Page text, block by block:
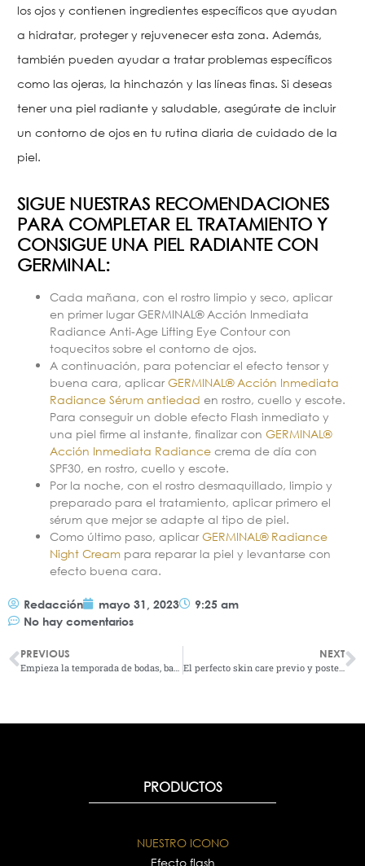
los ojos y contienen ingredientes específicos que ayudan
a hidratar, proteger y rejuvenecer esta zona. Además,
también pueden ayudar a tratar problemas específicos
como las ojeras, la hinchazón y las líneas finas. Si deseas
tener una piel radiante y saludable, asegúrate de incluir
un contorno de ojos en tu rutina diaria de cuidado de la
piel.
SIGUE NUESTRAS RECOMENDACIONES
PARA COMPLETAR EL TRATAMIENTO Y
CONSIGUE UNA PIEL RADIANTE CON
GERMINAL:
Cada mañana, con el rostro limpio y seco, aplicar
en primer lugar GERMINAL® Acción Inmediata
Radiance Anti-Age Lifting Eye Contour con
toquecitos sobre el contorno de ojos.
A continuación, para potenciar el efecto tensor y
buena cara, aplicarGERMINAL® Acción Inmediata
Radiance Sérum antiedad en rostro, cuello y escote.
Para conseguir un doble efecto Flash inmediato y
una piel firme al instante, finalizar con GERMINAL®
Acción Inmediata Radiancecrema de día con
SPF30, en rostro, cuello y escote.
Por la noche, con el rostro desmaquillado, limpio y
preparado para el tratamiento, aplicar primero el
sérum que mejor se adapte al tipo de piel.
Como último paso, aplicarGERMINAL® Radiance
Night Creampara reparar la piel y levantarse con
efecto buena cara.
Redacción mayo 31, 2023
9:25 am
No hay comentarios
PREVIOUS NEXT
El perfecto skin care previo y posterior a la boda: ¡Luciendo radiante en tu gran día y más allá!
PRODUCTOS
NUESTRO ICONO
Efecto flash